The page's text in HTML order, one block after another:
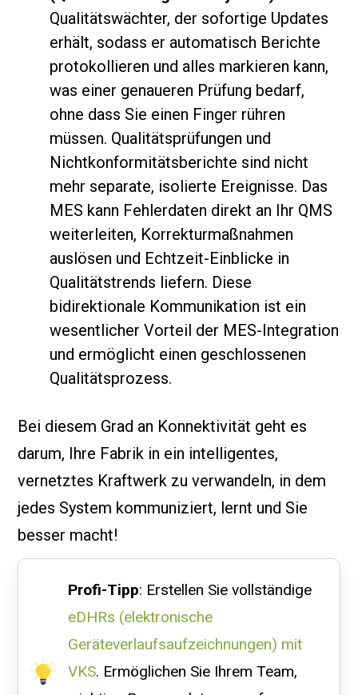
Qualitätswächter, der sofortige Updates
erhält, sodass er automatisch Berichte
protokollieren und alles markieren kann,
was einer genaueren Prüfung bedarf,
ohne dass Sie einen Finger rühren
müssen. Qualitätsprüfungen und
Nichtkonformitätsberichte sind nicht
mehr separate, isolierte Ereignisse. Das
MES kann Fehlerdaten direkt an Ihr QMS
weiterleiten, Korrekturmaßnahmen
auslösen und Echtzeit-Einblicke in
Qualitätstrends liefern. Diese
bidirektionale Kommunikation ist ein
wesentlicher Vorteil der MES-Integration
und ermöglicht einen geschlossenen
Qualitätsprozess.
Bei diesem Grad an Konnektivität geht es
darum, Ihre Fabrik in ein intelligentes,
vernetztes Kraftwerk zu verwandeln, in dem
jedes System kommuniziert, lernt und Sie
besser macht!
Profi-Tipp: Erstellen Sie vollständige
eDHRs (elektronische
Geräteverlaufsaufzeichnungen) mit
VKS. Ermöglichen Sie Ihrem Team,